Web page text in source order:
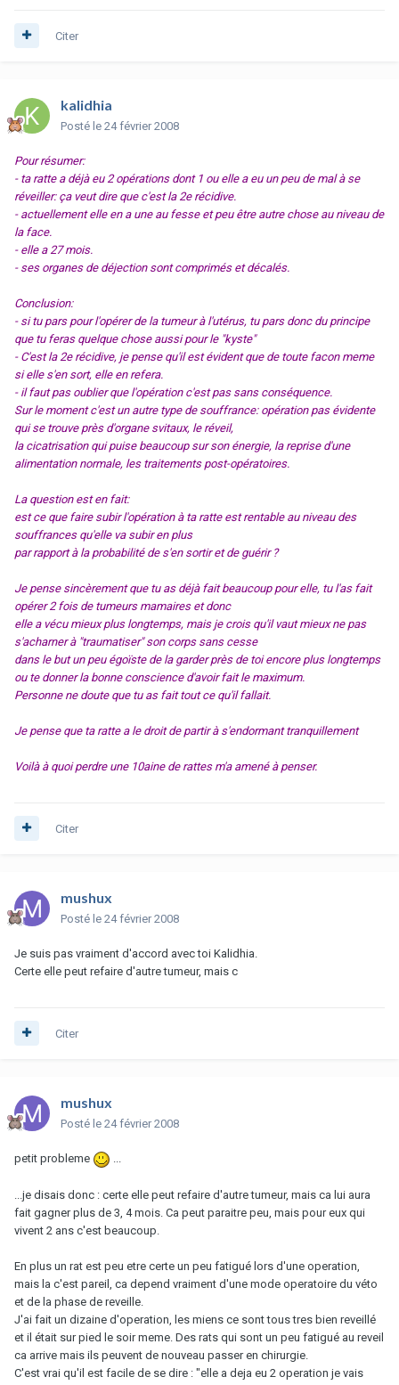
Citer
kalidhia
Posté le 24 février 2008
Pour résumer:
- ta ratte a déjà eu 2 opérations dont 1 ou elle a eu un peu de mal à se
réveiller: ça veut dire que c'est la 2e récidive.
- actuellement elle en a une au fesse et peu être autre chose au niveau de
la face.
- elle a 27 mois.
- ses organes de déjection sont comprimés et décalés.
Conclusion:
- si tu pars pour l'opérer de la tumeur à l'utérus, tu pars donc du principe
que tu feras quelque chose aussi pour le "kyste"
- C'est la 2e récidive, je pense qu'il est évident que de toute facon meme
si elle s'en sort, elle en refera.
- il faut pas oublier que l'opération c'est pas sans conséquence.
Sur le moment c'est un autre type de souffrance: opération pas évidente
qui se trouve près d'organe svitaux, le réveil,
la cicatrisation qui puise beaucoup sur son énergie, la reprise d'une
alimentation normale, les traitements post-opératoires.
La question est en fait:
est ce que faire subir l'opération à ta ratte est rentable au niveau des
souffrances qu'elle va subir en plus
par rapport à la probabilité de s'en sortir et de guérir ?
Je pense sincèrement que tu as déjà fait beaucoup pour elle, tu l'as fait
opérer 2 fois de tumeurs mamaires et donc
elle a vécu mieux plus longtemps, mais je crois qu'il vaut mieux ne pas
s'acharner à "traumatiser" son corps sans cesse
dans le but un peu égoïste de la garder près de toi encore plus longtemps
ou te donner la bonne conscience d'avoir fait le maximum.
Personne ne doute que tu as fait tout ce qu'il fallait.
Je pense que ta ratte a le droit de partir à s'endormant tranquillement
Voilà à quoi perdre une 10aine de rattes m'a amené à penser.
Citer
mushux
Posté le 24 février 2008
Je suis pas vraiment d'accord avec toi Kalidhia.
Certe elle peut refaire d'autre tumeur, mais c
Citer
mushux
Posté le 24 février 2008
petit probleme
...je disais donc : certe elle peut refaire d'autre tumeur, mais ca lui aura
fait gagner plus de 3, 4 mois. Ca peut paraitre peu, mais pour eux qui
vivent 2 ans c'est beaucoup.
En plus un rat est peu etre certe un peu fatigué lors d'une operation,
mais la c'est pareil, ca depend vraiment d'une mode operatoire du véto
et de la phase de reveille.
J'ai fait un dizaine d'operation, les miens ce sont tous tres bien reveillé
et il était sur pied le soir meme. Des rats qui sont un peu fatigué au reveil
ca arrive mais ils peuvent de nouveau passer en chirurgie.
C'est vrai qu'il est facile de se dire : "elle a deja eu 2 operation je vais